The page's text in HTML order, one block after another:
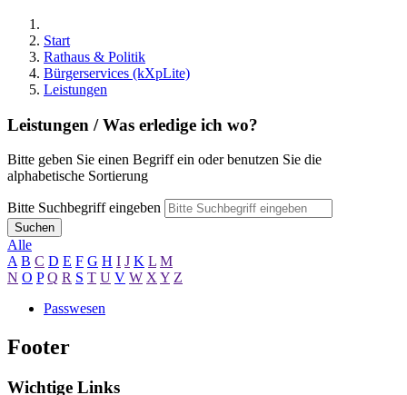
Start
Rathaus & Politik
Bürgerservices (kXpLite)
Leistungen
Leistungen / Was erledige ich wo?
Bitte geben Sie einen Begriff ein oder benutzen Sie die
alphabetische Sortierung
Bitte Suchbegriff eingeben
Suchen
Alle
A B C D E F G H I J K L M
N O P Q R S T U V W XY Z
Passwesen
Footer
Wichtige Links